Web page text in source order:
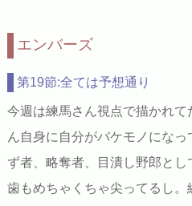
エンバーズ
第19節:全ては予想通り
今週は練馬さん視点で描かれて
ん自身に自分がバケモノにな
ず者、略奪者、目潰し野郎とし
歯もめちゃくちゃ尖ってるし